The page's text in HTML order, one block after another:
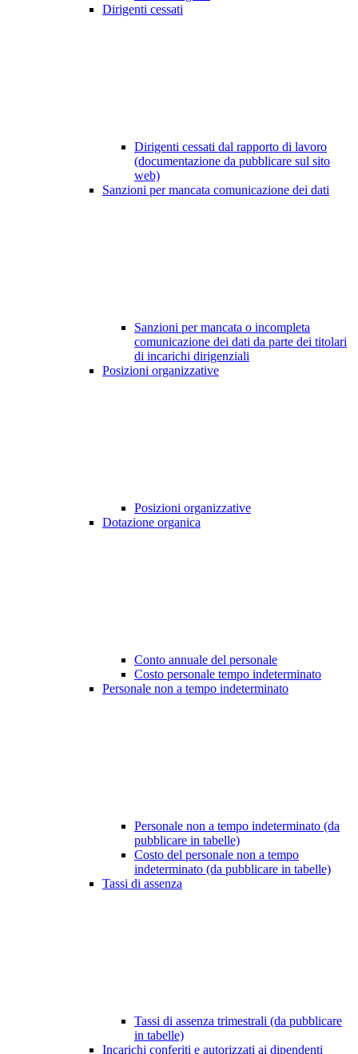
Dirigenti cessati
Dirigenti cessati dal rapporto di lavoro
(documentazione da pubblicare sul sito
web)
Sanzioni per mancata comunicazione dei dati
Sanzioni per mancata o incompleta
comunicazione dei dati da parte dei titolari
di incarichi dirigenziali
Posizioni organizzative
Posizioni organizzative
Dotazione organica
Conto annuale del personale
Costo personale tempo indeterminato
Personale non a tempo indeterminato
Personale non a tempo indeterminato (da
pubblicare in tabelle)
Costo del personale non a tempo
indeterminato (da pubblicare in tabelle)
Tassi di assenza
Tassi di assenza trimestrali (da pubblicare
in tabelle)
Incarichi conferiti e autorizzati ai dipendenti